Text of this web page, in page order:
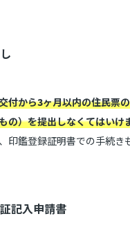
付から3ヶ月以内の住民票
の）を提出しなくてはいけ
印鑑登録証明書での手続き
記入申請書